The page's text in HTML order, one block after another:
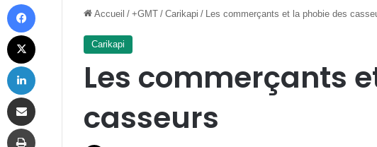
Accueil / +GMT / Carikapi / Les commerçants et la phobie des
Carikapi
Les commerçants
casseurs